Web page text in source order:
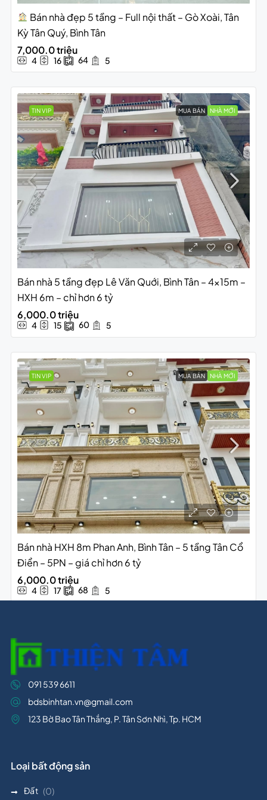
Bán nhà đẹp 5 tầng – Full nội thất – Gò Xoài, Tân
Kỳ Tân Quý, Bình Tân
7,000.0 triệu
4 16 64 5
TIN VIP MUA BÁN NHÀ MỚI
Bán nhà 5 tầng đẹp Lê Văn Quới, Bình Tân – 4x15m –
HXH 6m – chỉ hơn 6 tỷ
6,000.0 triệu
4 15 60 5
TIN VIP MUA BÁN NHÀ MỚI
Bán nhà HXH 8m Phan Anh, Bình Tân – 5 tầng Tân Cổ
Điển – 5PN – giá chỉ hơn 6 tỷ
6,000.0 triệu
4 17 68 5
091 539 6611
bdsbinhtan.vn@gmail.com
123 Bờ Bao Tân Thắng, P. Tân Sơn Nhì, Tp. HCM
Loại bất động sản
Đất (0)